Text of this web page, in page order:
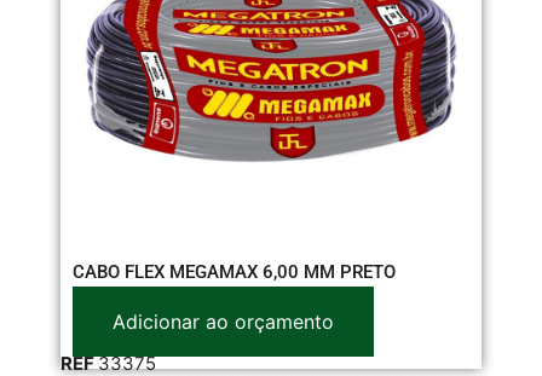
CABO FLEX MEGAMAX 6,00 MM PRETO
Adicionar ao orçamento
REF33375